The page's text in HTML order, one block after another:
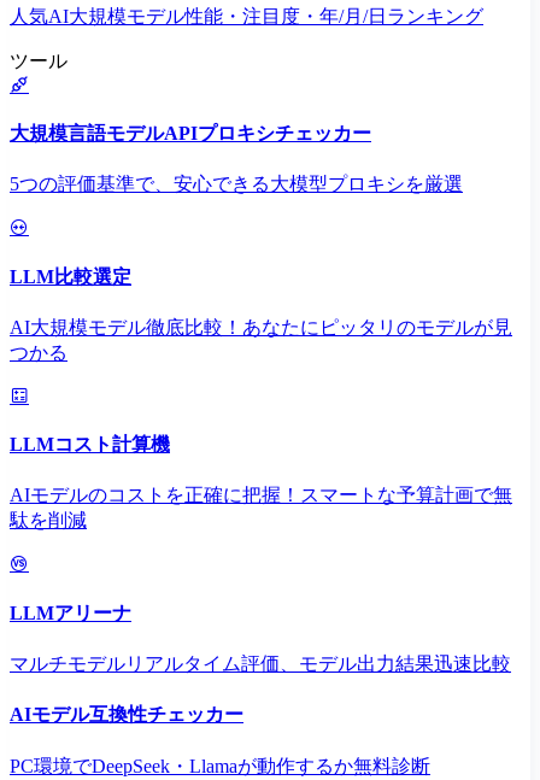
人気AI大規模モデル性能・注目度・年/月/日ランキング
ツール
大規模言語モデルAPIプロキシチェッカー
5つの評価基準で、安心できる大模型プロキシを厳選
LLM比較選定
AI大規模モデル徹底比較！あなたにピッタリのモデルが見
つかる
LLMコスト計算機
AIモデルのコストを正確に把握！スマートな予算計画で無
駄を削減
LLMアリーナ
マルチモデルリアルタイム評価、モデル出力結果迅速比較
AIモデル互換性チェッカー
PC環境でDeepSeek・Llamaが動作するか無料診断